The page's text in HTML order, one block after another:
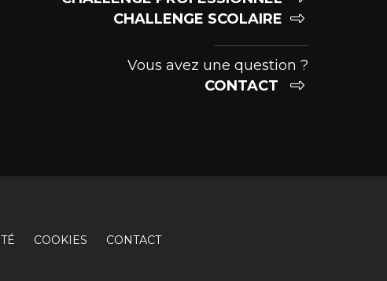
CHALLENGE SCOLAIRE
Vous avez une question ?
CONTACT
COOKIES CONTACT